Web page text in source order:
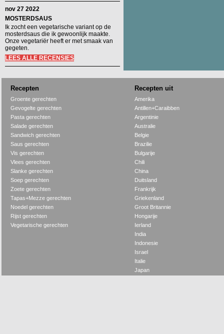
nov 27 2022
MOSTERDSAUS
Ik zocht een vegetarische variant op de
mosterdsaus die ik gewoonlijk maakte.
Onze vegetariër heeft er met smaak van
gegeten.
LEES ALLE RECENSIES
Recepten Recepten uit
Groente gerechten
Gevogelte gerechten
Pasta gerechten
Salade gerechten
Sandwich gerechten
Saus gerechten
Vis gerechten
Vlees gerechten
Slanke gerechten
Soep gerechten
Zoete gerechten
Tapas+Mezze gerechten
Noedel gerechten
Rijst gerechten
Vegetarische gerechten
Amerika
Antillen+Caraibben
Argentinie
Australie
Belgie
Brazilie
Bulgarije
Chili
China
Duitsland
Frankrijk
Griekenland
Groot Britannie
Hongarije
Ierland
India
Indonesie
Israel
Italie
Japan